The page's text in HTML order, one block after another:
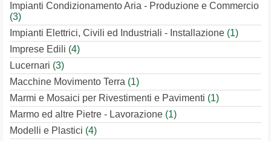
Impianti Condizionamento Aria - Produzione e Commercio
(3)
Impianti Elettrici, Civili ed Industriali - Installazione (1)
Imprese Edili (4)
Lucernari (3)
Macchine Movimento Terra (1)
Marmi e Mosaici per Rivestimenti e Pavimenti (1)
Marmo ed altre Pietre - Lavorazione (1)
Modelli e Plastici (4)